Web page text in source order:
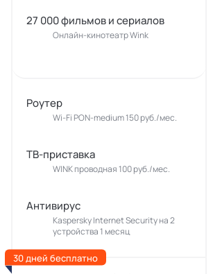
27 000 фильмов и сериалов
Онлайн-кинотеатр Wink
Роутер
Wi-Fi PON-medium 150 руб./мес.
ТВ-приставка
WINK проводная 100 руб./мес.
Антивирус
Kaspersky Internet Security на 2
устройства 1 месяц
30 дней бесплатно